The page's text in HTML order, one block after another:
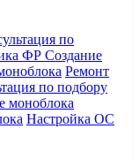
по
ФР Создание
Ремонт
по подбору
моноблока
Настройка ОС